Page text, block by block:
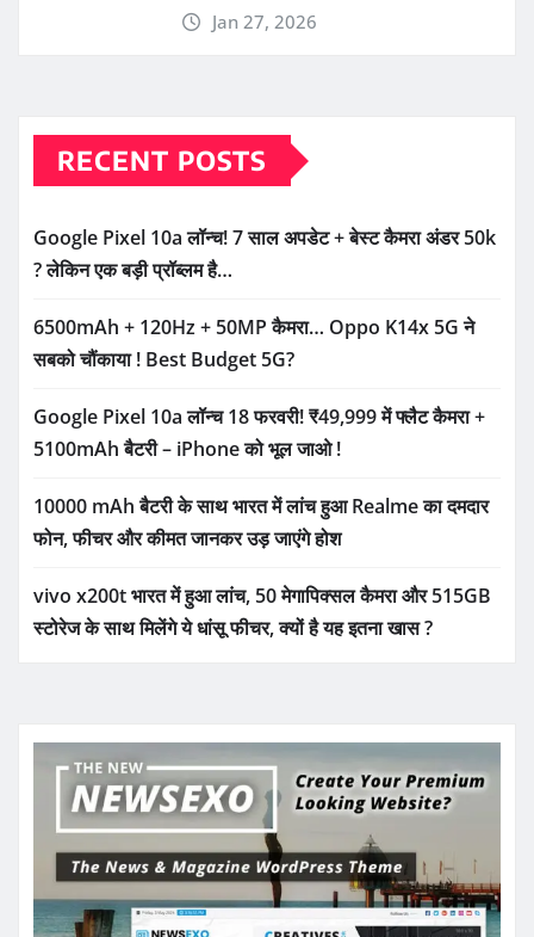
Jan 27, 2026
RECENT POSTS
Google Pixel 10a लॉन्च! 7 साल अपडेट + बेस्ट कैमरा अंडर 50k
? लेकिन एक बड़ी प्रॉब्लम है…
6500mAh + 120Hz + 50MP कैमरा… Oppo K14x 5G ने
सबको चौंकाया ! Best Budget 5G?
Google Pixel 10a लॉन्च 18 फरवरी! ₹49,999 में फ्लैट कैमरा +
5100mAh बैटरी – iPhone को भूल जाओ !
10000 mAh बैटरी के साथ भारत में लांच हुआ Realme का दमदार
फोन, फीचर और कीमत जानकर उड़ जाएंगे होश
vivo x200t भारत में हुआ लांच, 50 मेगापिक्सल कैमरा और 515GB
स्टोरेज के साथ मिलेंगे ये धांसू फीचर, क्यों है यह इतना खास ?